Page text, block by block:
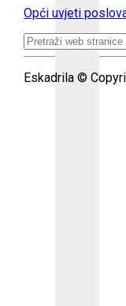
Opći uvjeti
Search
for:
Eskadrila ©